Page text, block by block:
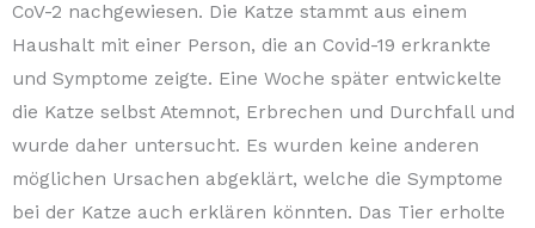
CoV-2 nachgewiesen. Die Katze stammt aus einem
Haushalt mit einer Person, die an Covid-19 erkrankte
und Symptome zeigte. Eine Woche später entwickelte
die Katze selbst Atemnot, Erbrechen und Durchfall und
wurde daher untersucht. Es wurden keine anderen
möglichen Ursachen abgeklärt, welche die Symptome
bei der Katze auch erklären könnten. Das Tier erholte